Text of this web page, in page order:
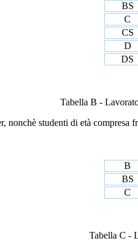
BS
C
CS
D
DS
Tabella B -
studenti di età compresa
B
BS
C
Tabella C -